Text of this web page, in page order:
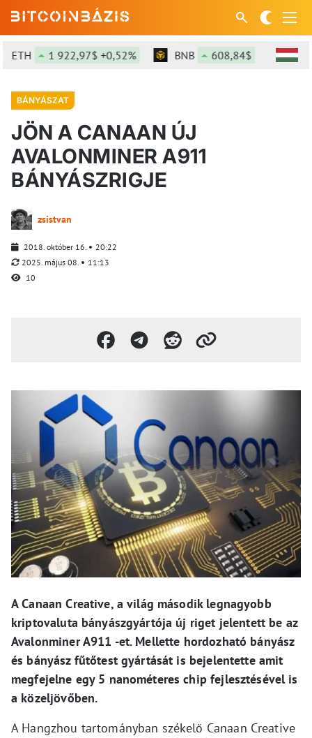
1 922,97$ +0,52% BNB 608,84$ +3,07%
BÁNYÁSZAT
JÖN A CANAAN ÚJ
AVALONMINER A911
BÁNYÁSZRIGJE
zsistvan
2018. október 16.
20:22
2025. május 08.
11:13
10
A Canaan Creative, a világ második legnagyobb
kriptovaluta bányászgyártója új riget jelentett be az
Avalonminer A911 -et. Mellette hordozható bányász
és bányász fűtőtest gyártását is bejelentette amit
megfejelne egy 5 nanométeres chip fejlesztésével is
a közeljövőben.
A Hangzhou tartományban székelő Canaan Creative